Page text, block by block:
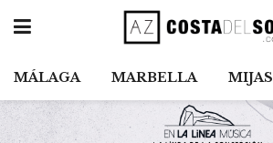
MÁLAGA MARBELLA MIJAS